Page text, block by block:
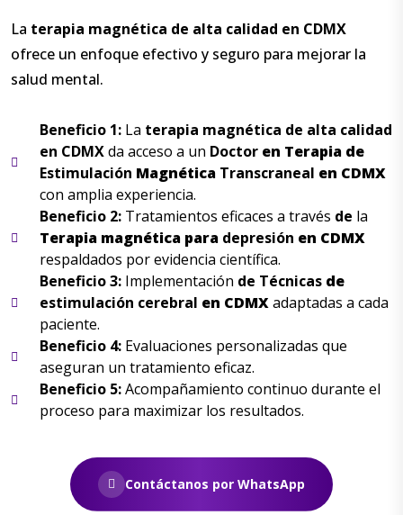
La terapia magnética de alta calidad en CDMX
ofrece un enfoque efectivo y seguro para mejorar la
salud mental.
Beneficio 1: La terapia magnética de alta calidad
en CDMXda acceso a un Doctor en Terapia de
Estimulación Magnética Transcraneal en CDMX
con amplia experiencia.
Beneficio 2: Tratamientos eficaces a través de la
Terapia magnética para depresión en CDMX
respaldados por evidencia científica.
Beneficio 3: Implementación de Técnicas de
estimulación cerebral en CDMXadaptadas a cada
paciente.
Beneficio 4: Evaluaciones personalizadas que
aseguran un tratamiento eficaz.
Beneficio 5:Acompañamiento continuo durante el
proceso para maximizar los resultados.
Contáctanos por WhatsApp